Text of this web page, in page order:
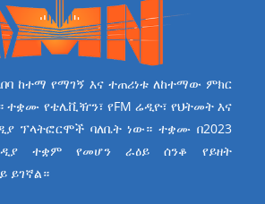
ከተማ የማገኝ እና ተጠሪነቱ ለከተማው ምክር
ተቋሙ የቴሌቪዥን፣ የFM ሬዲዮ፣ የህትመት እና
ፕላትፎርሞች ባለቤት ነው። ተቋሙ በ2023
ተቋም የመሆን ራዕይ ሰንቆ የይዘት
ይገኛል።